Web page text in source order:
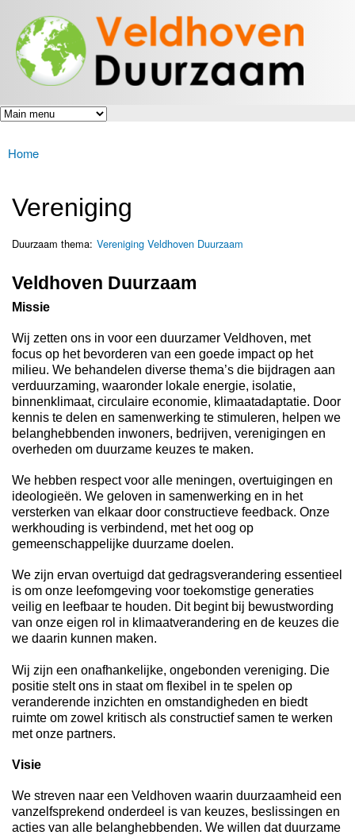
en naar
de inhoud
gaan
Veldhoven
Duurzaam
Energiek
naar de
toekomst
U bent hier
Home
Vereniging
Duurzaam thema: Vereniging Veldhoven Duurzaam
Veldhoven Duurzaam
Missie
Wij zetten ons in voor een duurzamer Veldhoven, met
focus op het bevorderen van een goede impact op het
milieu. We behandelen diverse thema’s die bijdragen aan
verduurzaming, waaronder lokale energie, isolatie,
binnenklimaat, circulaire economie, klimaatadaptatie. Door
kennis te delen en samenwerking te stimuleren, helpen we
belanghebbenden inwoners, bedrijven, verenigingen en
overheden om duurzame keuzes te maken.
We hebben respect voor alle meningen, overtuigingen en
ideologieën. We geloven in samenwerking en in het
versterken van elkaar door constructieve feedback. Onze
werkhouding is verbindend, met het oog op
gemeenschappelijke duurzame doelen.
We zijn ervan overtuigd dat gedragsverandering essentieel
is om onze leefomgeving voor toekomstige generaties
veilig en leefbaar te houden. Dit begint bij bewustwording
van onze eigen rol in klimaatverandering en de keuzes die
we daarin kunnen maken.
Wij zijn een onafhankelijke, ongebonden vereniging. Die
positie stelt ons in staat om flexibel in te spelen op
veranderende inzichten en omstandigheden en biedt
ruimte om zowel kritisch als constructief samen te werken
met onze partners.
Visie
We streven naar een Veldhoven waarin duurzaamheid een
vanzelfsprekend onderdeel is van keuzes, beslissingen en
acties van alle belanghebbenden. We willen dat duurzame